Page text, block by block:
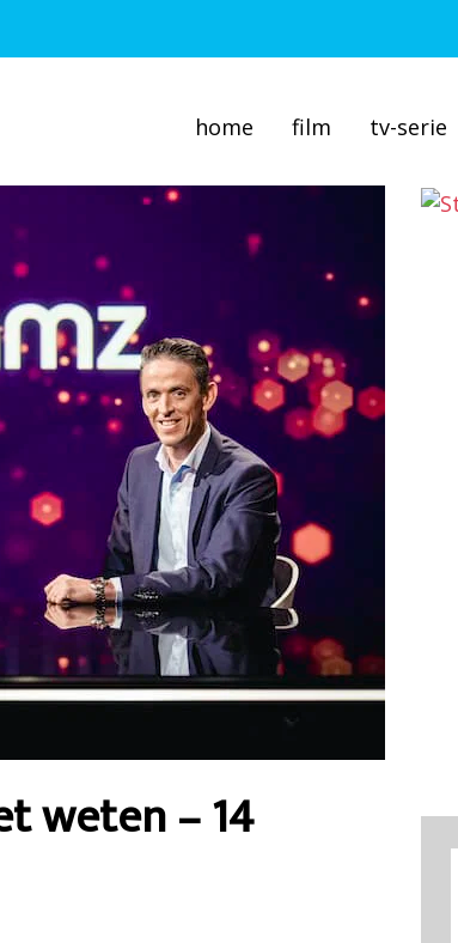
home film tv-serie
weten – 14